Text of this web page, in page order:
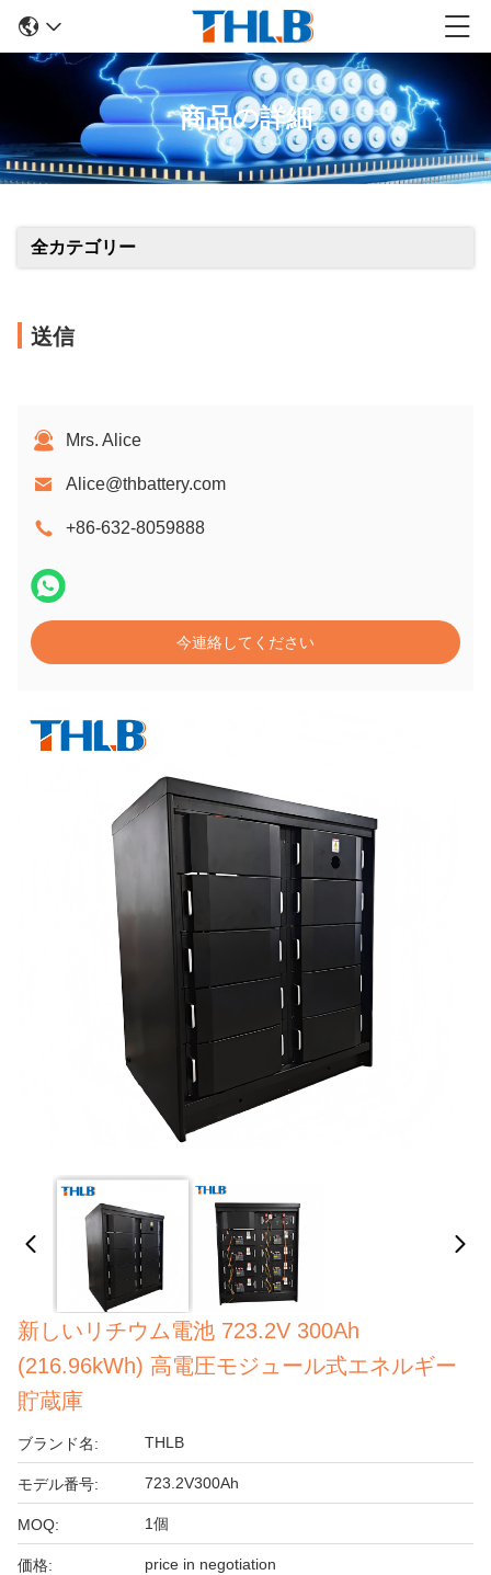
商品の詳細
全カテゴリー
送信
Mrs. Alice
Alice@thbattery.com
+86-632-8059888
今連絡してください
新しいリチウム電池 723.2V 300Ah
(216.96kWh) 高電圧モジュール式エネルギー
貯蔵庫
ブランド名: THLB
モデル番号: 723.2V300Ah
MOQ: 1個
価格: price in negotiation